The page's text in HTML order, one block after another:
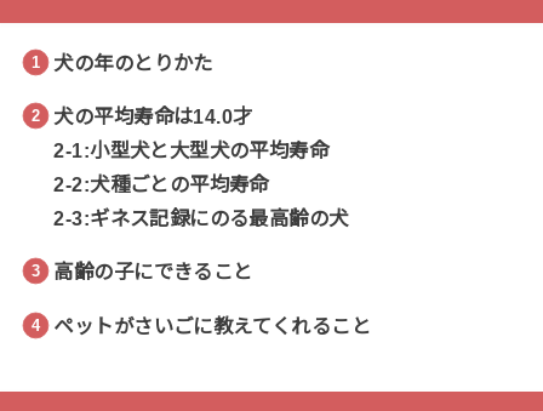
犬の年のとりかた
犬の平均寿命は14.0才
2-1:小型犬と大型犬の平均寿命
2-2:犬種ごとの平均寿命
2-3:ギネス記録にのる最高齢の犬
高齢の子にできること
ペットがさいごに教えてくれること